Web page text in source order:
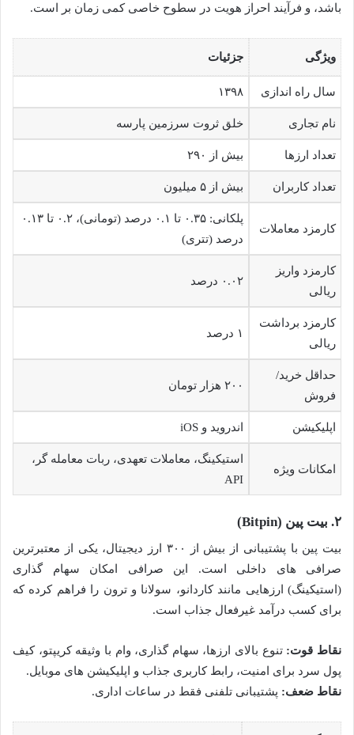
باشد، و فرآیند احراز هویت در سطوح خاصی کمی زمان بر است.
ویژگی جزئیات
سال راه اندازی ۱۳۹۸
نام تجاری خلق ثروت سرزمین پارسه
تعداد ارزها بیش از ۲۹۰
تعداد کاربران بیش از ۵ میلیون
کارمزد معاملات
پلکانی: ۰.۳۵ تا ۰.۱ درصد (تومانی)، ۰.۲ تا ۰.۱۳
درصد (تتری)
کارمزد واریز
ریالی
۰.۰۲ درصد
کارمزد برداشت
ریالی
۱ درصد
حداقل خرید/
فروش
۲۰۰ هزار تومان
اپلیکیشن اندروید و iOS
امکانات ویژه
استیکینگ، معاملات تعهدی، ربات معامله گر،
API
۲. بیت پین (Bitpin)
بیت پین با پشتیبانی از بیش از ۳۰۰ ارز دیجیتال، یکی از معتبرترین
صرافی های داخلی است. این صرافی امکان سهام گذاری
(استیکینگ) ارزهایی مانند کاردانو، سولانا و ترون را فراهم کرده که
برای کسب درآمد غیرفعال جذاب است.
نقاط قوت: تنوع بالای ارزها، سهام گذاری، وام با وثیقه کریپتو، کیف
پول سرد برای امنیت، رابط کاربری جذاب و اپلیکیشن های موبایل.
نقاط ضعف: پشتیبانی تلفنی فقط در ساعات اداری.